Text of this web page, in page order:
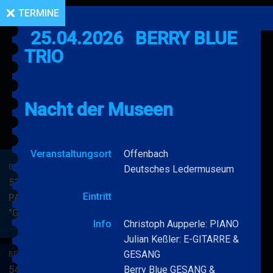
BERRY BLUE & BAND
53. JAZZ Matinee in den
PARKSIDE STUDIOS
"Gypsy Jazz"
BLUE
BERRY BLUE & BAND
54. JAZZ Matinee in den
TERMINE
25.04.2026
BERRY BLUE
TRIO
Nacht der Museen
Veranstaltungsort
Offenbach
Deutsches Ledermuseum
Eintritt
Info
Christoph Aupperle: PIANO
Julian Keßler: E-GITARRE &
GESANG
Berry Blue GESANG &